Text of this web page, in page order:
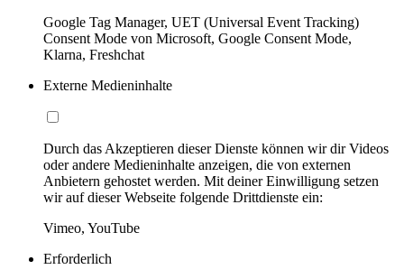
Google Tag Manager, UET (Universal Event Tracking)
Consent Mode von Microsoft, Google Consent Mode,
Klarna, Freshchat
Externe Medieninhalte
Durch das Akzeptieren dieser Dienste können wir dir Videos
oder andere Medieninhalte anzeigen, die von externen
Anbietern gehostet werden. Mit deiner Einwilligung setzen
wir auf dieser Webseite folgende Drittdienste ein:
Vimeo, YouTube
Erforderlich